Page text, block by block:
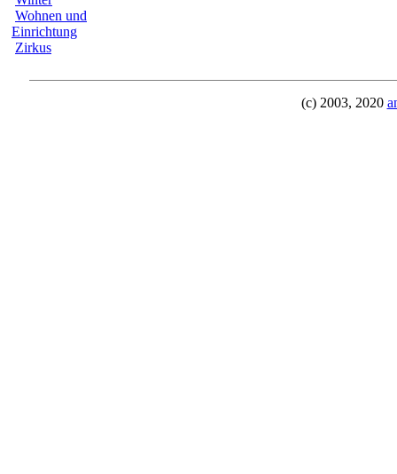
Wohnen und
Einrichtung
Zirkus
(c) 2003, 2020